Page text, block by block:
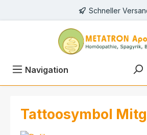
Schneller
Navigation
Tattoosymbol